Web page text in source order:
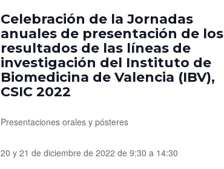
Celebración de la Jornadas
anuales de presentación de los
resultados de las líneas de
investigación del Instituto de
Biomedicina de Valencia (IBV),
CSIC 2022
Presentaciones orales y pósteres
20 y 21 de diciembre de 2022 de 9:30 a 14:30